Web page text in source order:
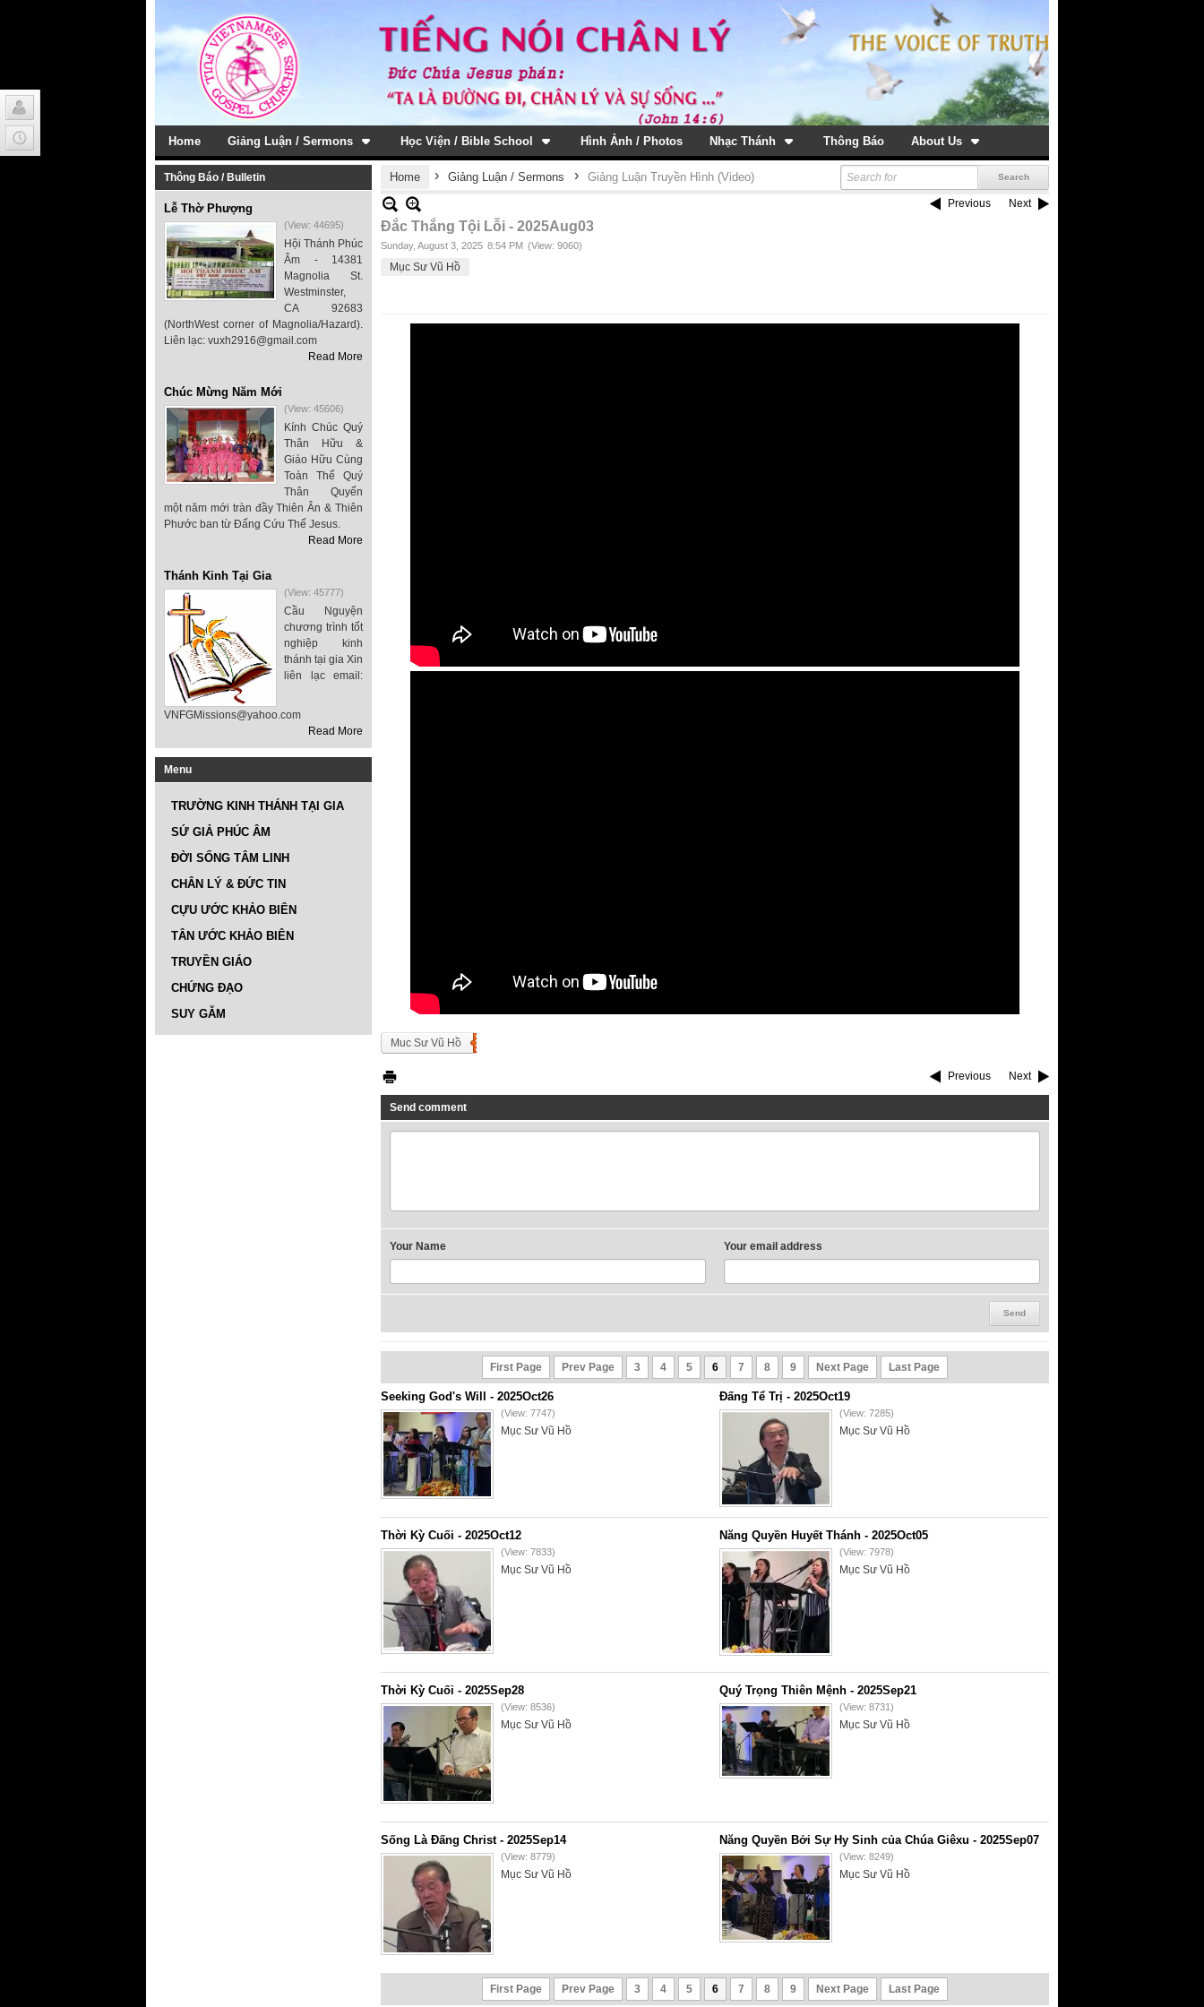
Home Giảng Luận / Sermons Học Viện / Bible School Hình Ảnh / Photos Nhạc Thánh Thông Báo About Us
Thông Báo / Bulletin
Lễ Thờ Phượng
(View: 44695)
Hội Thánh Phúc
Âm - 14381
Magnolia St.
Westminster,
CA 92683
(NorthWest corner of Magnolia/Hazard).
Liên lạc: vuxh2916@gmail.com
Read More
Chúc Mừng Năm Mới
(View: 45606)
Kính Chúc Quý
Thân Hữu &
Giáo Hữu Cùng
Toàn Thể Quý
Thân Quyến
một năm mới tràn đầy Thiên Ân & Thiên
Phước ban từ Đấng Cứu Thế Jesus.
Read More
Thánh Kinh Tại Gia
(View: 45777)
Cầu Nguyện
chương trình tốt
nghiệp kinh
thánh tại gia Xin
liên lạc email:
VNFGMissions@yahoo.com
Read More
Menu
TRƯỜNG KINH THÁNH TẠI GIA
SỨ GIẢ PHÚC ÂM
ĐỜI SỐNG TÂM LINH
CHÂN LÝ & ĐỨC TIN
CỰU ƯỚC KHẢO BIÊN
TÂN ƯỚC KHẢO BIÊN
TRUYỀN GIÁO
CHỨNG ĐẠO
SUY GẪM
Home › Giảng Luận / Sermons › Giảng Luận Truyền Hình (Video)
Previous Next
Đắc Thắng Tội Lỗi - 2025Aug03
Sunday, August 3, 2025 8:54 PM (View: 9060)
Mục Sư Vũ Hồ
Muc Sư Vũ Hồ
Previous Next
Send comment
Your Name Your email address
First Page Prev Page 3 4 5 6 7 8 9 Next Page Last Page
Seeking God's Will - 2025Oct26
(View: 7747)
Mục Sư Vũ Hồ
Đấng Tể Trị - 2025Oct19
(View: 7285)
Mục Sư Vũ Hồ
Thời Kỳ Cuối - 2025Oct12
(View: 7833)
Mục Sư Vũ Hồ
Năng Quyền Huyết Thánh - 2025Oct05
(View: 7978)
Mục Sư Vũ Hồ
Thời Kỳ Cuối - 2025Sep28
(View: 8536)
Mục Sư Vũ Hồ
Quý Trọng Thiên Mệnh - 2025Sep21
(View: 8731)
Mục Sư Vũ Hồ
Sống Là Đấng Christ - 2025Sep14
(View: 8779)
Mục Sư Vũ Hồ
Năng Quyền Bởi Sự Hy Sinh của Chúa Giêxu - 2025Sep07
(View: 8249)
Mục Sư Vũ Hồ
First Page Prev Page 3 4 5 6 7 8 9 Next Page Last Page